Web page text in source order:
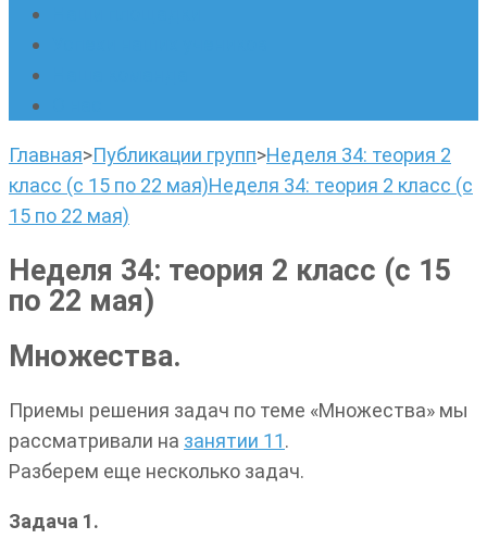
Главная>Публикации групп>Неделя 34: теория 2
класс (с 15 по 22 мая)Неделя 34: теория 2 класс (с
15 по 22 мая)
Неделя 34: теория 2 класс (с 15
по 22 мая)
Множества.
Приемы решения задач по теме «Множества» мы
рассматривали на занятии 11.
Разберем еще несколько задач.
Задача 1.